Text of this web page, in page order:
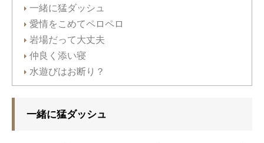
一緒に猛ダッシュ
愛情をこめてペロペロ
岩場だって大丈夫
仲良く添い寝
水遊びはお断り？
一緒に猛ダッシュ